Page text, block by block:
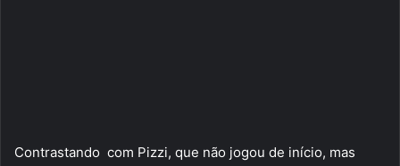
Contrastando com Pizzi, que não jogou de início, mas